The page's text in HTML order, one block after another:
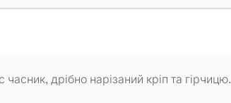
дрібно нарізаний кріп та гірчицю.